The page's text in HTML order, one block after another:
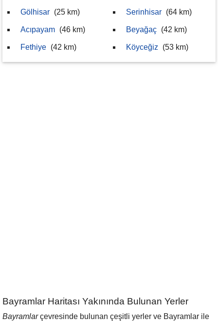
Gölhisar (25 km)
Acıpayam (46 km)
Fethiye (42 km)
Serinhisar (64 km)
Beyağaç (42 km)
Köyceğiz (53 km)
Bayramlar Haritası Yakınında Bulunan Yerler
Bayramlarçevresinde bulunan çeşitli yerler ve Bayramlar ile